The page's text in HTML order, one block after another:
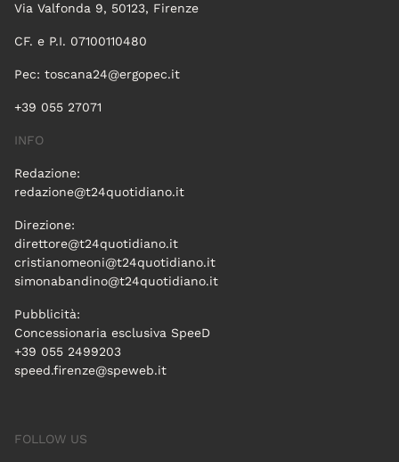
Via Valfonda 9, 50123, Firenze
CF. e P.I. 07100110480
Pec: toscana24@ergopec.it
+39 055 27071
INFO
Redazione:
redazione@t24quotidiano.it
Direzione:
direttore@t24quotidiano.it
cristianomeoni@t24quotidiano.it
simonabandino@t24quotidiano.it
Pubblicità:
Concessionaria esclusiva SpeeD
+39 055 2499203
speed.firenze@speweb.it
FOLLOW US